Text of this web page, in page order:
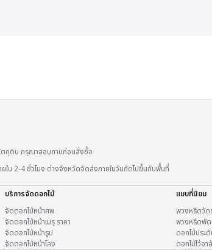
ตถุดิบ กรุณาสอบถามก่อนสั่งซื้อ
น 2-4 ชั่วโมง ต่างจังหวัดจัดส่งภายในวันถัดไปขึ้นกับพื้นที่
บริการจัดดอกไม้
จัดดอกไม้หน้าศพ
จัดดอกไม้หน้าเมรุ ราคา
จัดดอกไม้หน้ารูป
จัดดอกไม้หน้าโลง
แบบที่นิยม
พวงหรีดวัด
พวงหรีดพั
ดอกไม้ประดั
ดอกไม้ไว้อา